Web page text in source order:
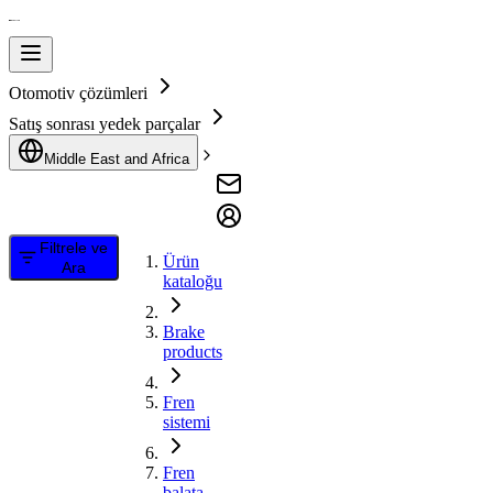
Otomotiv çözümleri
Satış sonrası yedek parçalar
Middle East and Africa
Filtrele ve
Ara
Ürün
kataloğu
Brake
products
Fren
sistemi
Fren